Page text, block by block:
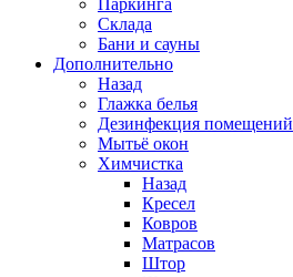
Паркинга
Склада
Бани и сауны
Дополнительно
Назад
Глажка белья
Дезинфекция помещений
Мытьё окон
Химчистка
Назад
Кресел
Ковров
Матрасов
Штор